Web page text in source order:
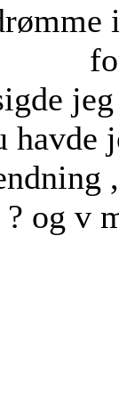
havde
og v